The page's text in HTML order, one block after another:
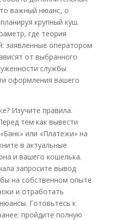
важный нюанс, о
крупный куш.
где теория
заявленные оператором
от выбранного
службы
оформления вашего
Изучите правила.
тем как вывести
или «Платежи» на
в актуальные
и вашего кошелька.
запросите вывод
на собственном опыте
и отработать
Готовьтесь к
пройдите полную